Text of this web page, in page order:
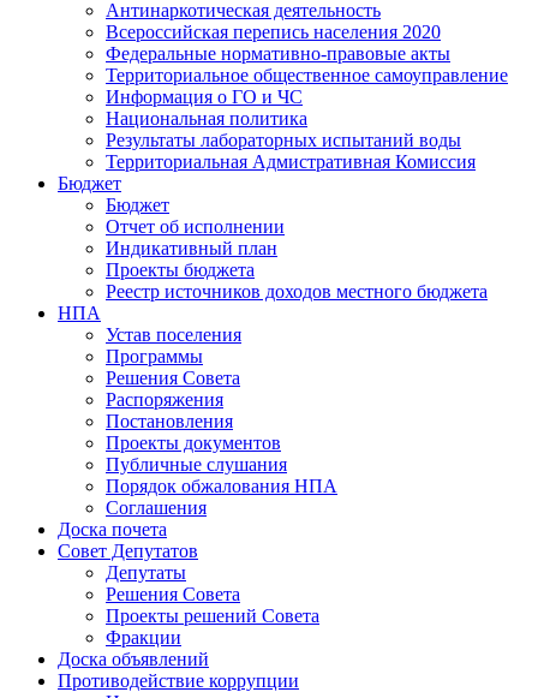
Антинаркотическая деятельность
Всероссийская перепись населения 2020
Федеральные нормативно-правовые акты
Территориальное общественное самоуправление
Информация о ГО и ЧС
Национальная политика
Результаты лабораторных испытаний воды
Территориальная Адмистративная Комиссия
Бюджет
Бюджет
Отчет об исполнении
Индикативный план
Проекты бюджета
Реестр источников доходов местного бюджета
НПА
Устав поселения
Программы
Решения Совета
Распоряжения
Постановления
Проекты документов
Публичные слушания
Порядок обжалования НПА
Соглашения
Доска почета
Совет Депутатов
Депутаты
Решения Совета
Проекты решений Совета
Фракции
Доска объявлений
Противодействие коррупции